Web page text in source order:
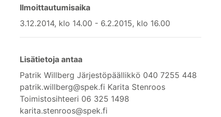
Ilmoittautumisaika
3.12.2014, klo 14.00 - 6.2.2015, klo 16.00
Lisätietoja antaa
Patrik Willberg Järjestöpäällikkö 040 7255 448
patrik.willberg@spek.fi Karita Stenroos
Toimistosihteeri 06 325 1498
karita.stenroos@spek.fi